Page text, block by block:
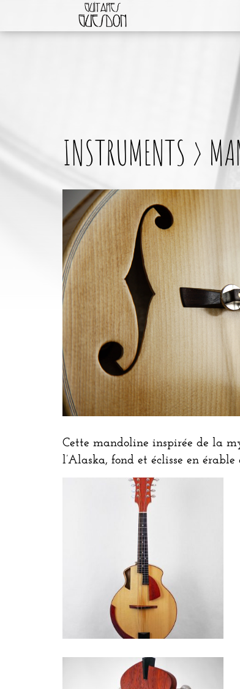
INSTRUMENTS >
Cette mandoline inspirée de la
l’Alaska, fond et éclisse en érable